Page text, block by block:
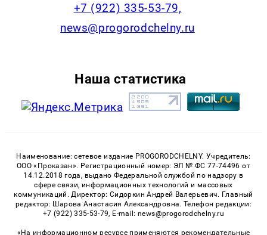
+7 (922) 335-53-79,
news@progorodchelny.ru
Наша статистика
Наименование: сетевое издание PROGORODCHELNY. Учредитель:
ООО «Проказан». Регистрационный номер: ЭЛ № ФС 77-74496 от
14.12.2018 года, выдано Федеральной службой по надзору в
сфере связи, информационных технологий и массовых
коммуникаций. Директор: Сидоркин Андрей Валерьевич. Главный
редактор: Шарова Анастасия Александровна. Телефон редакции:
+7 (922) 335-53-79, E-mail: news@progorodchelny.ru
«На информационном ресурсе применяются рекомендательные